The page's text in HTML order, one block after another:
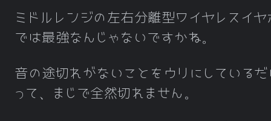
ミドルレンジの左右分離型ワイヤレスイヤ
では最強なんじゃないですかね。
音の途切れがないことをウリにしているだ
って、まじで全然切れません。